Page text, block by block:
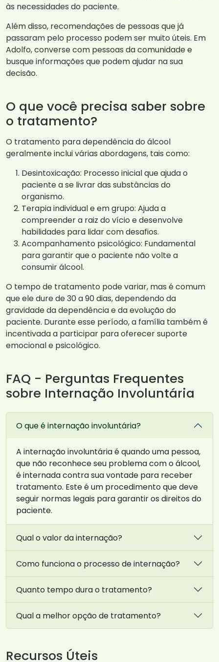
às necessidades do paciente.
Além disso, recomendações de pessoas que já
passaram pelo processo podem ser muito úteis. Em
Adolfo, converse com pessoas da comunidade e
busque informações que podem ajudar na sua
decisão.
O que você precisa saber sobre
o tratamento?
O tratamento para dependência do álcool
geralmente inclui várias abordagens, tais como:
Desintoxicação: Processo inicial que ajuda o
paciente a se livrar das substâncias do
organismo.
Terapia individual e em grupo: Ajuda a
compreender a raiz do vício e desenvolve
habilidades para lidar com desafios.
Acompanhamento psicológico: Fundamental
para garantir que o paciente não volte a
consumir álcool.
O tempo de tratamento pode variar, mas é comum
que ele dure de 30 a 90 dias, dependendo da
gravidade da dependência e da evolução do
paciente. Durante esse período, a família também é
incentivada a participar para oferecer suporte
emocional e psicológico.
FAQ - Perguntas Frequentes
sobre Internação Involuntária
O que é internação involuntária?
A internação involuntária é quando uma pessoa,
que não reconhece seu problema com o álcool,
é internada contra sua vontade para receber
tratamento. Este é um procedimento que deve
seguir normas legais para garantir os direitos do
paciente.
Qual o valor da internação?
Como funciona o processo de internação?
Quanto tempo dura o tratamento?
Qual a melhor opção de tratamento?
Recursos Úteis